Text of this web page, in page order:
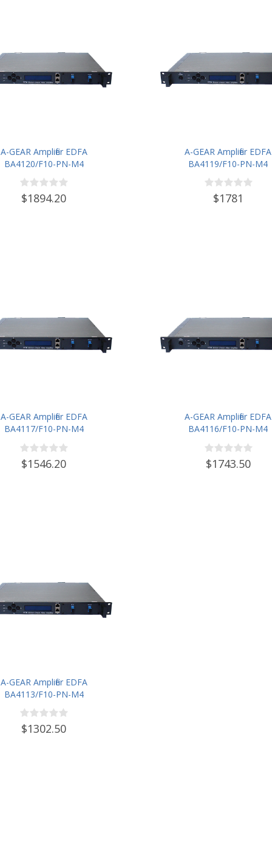
A-GEAR Amplifier EDFA
BA4120/F10-PN-M4
$1894.20
A-GEAR Amplifier EDFA
BA4119/F10-PN-M4
$1781
A-GEAR Amplifier EDFA
BA4117/F10-PN-M4
$1546.20
A-GEAR Amplifier EDFA
BA4116/F10-PN-M4
$1743.50
A-GEAR Amplifier EDFA
BA4113/F10-PN-M4
$1302.50